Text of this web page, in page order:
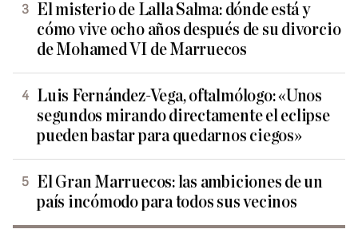
El misterio de Lalla Salma: dónde está y
cómo vive ocho años después de su divorcio
de Mohamed VI de Marruecos
Luis Fernández-Vega, oftalmólogo: «Unos
segundos mirando directamente el eclipse
pueden bastar para quedarnos ciegos»
El Gran Marruecos: las ambiciones de un
país incómodo para todos sus vecinos